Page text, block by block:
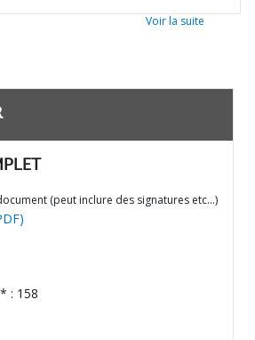
Voir la suite
(peut inclure des signatures etc…)
: 158